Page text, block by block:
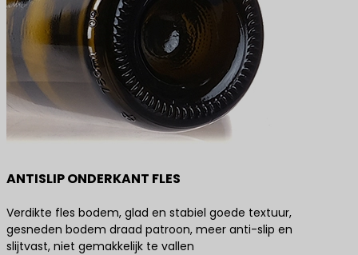
ANTISLIP ONDERKANT FLES
Verdikte fles bodem, glad en stabiel goede textuur,
gesneden bodem draad patroon, meer anti-slip en
slijtvast, niet gemakkelijk te vallen